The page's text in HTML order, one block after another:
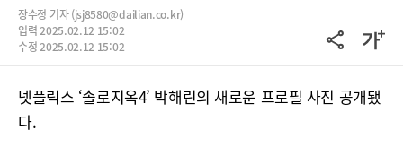
장수정 기자 (jsj8580@dailian.co.kr)
입력 2025.02.12 15:02
수정 2025.02.12 15:02
넷플릭스 ‘솔로지옥4’ 박해린의 새로운 프로필 사진 공개됐
다.